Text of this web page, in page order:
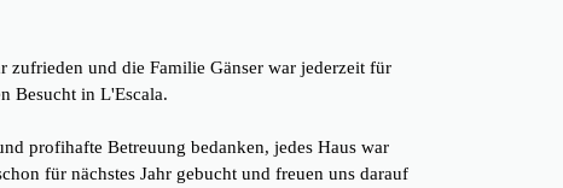
zufrieden und die Familie Gänser war jederzeit für
Besucht in L'Escala.
profihafte Betreuung bedanken, jedes Haus war
für nächstes Jahr gebucht und freuen uns darauf